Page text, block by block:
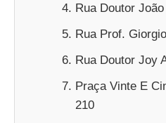
Rua Doutor
Rua Prof.
Rua Doutor Joy
Praça Vinte E
210